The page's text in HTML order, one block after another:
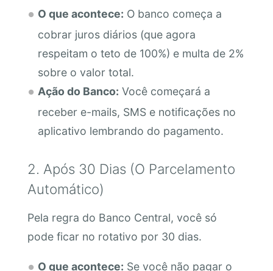
O que acontece: O banco começa a
cobrar juros diários (que agora
respeitam o teto de 100%) e multa de 2%
sobre o valor total.
Ação do Banco: Você começará a
receber e-mails, SMS e notificações no
aplicativo lembrando do pagamento.
2. Após 30 Dias (O Parcelamento
Automático)
Pela regra do Banco Central, você só
pode ficar no rotativo por 30 dias.
O que acontece: Se você não pagar o